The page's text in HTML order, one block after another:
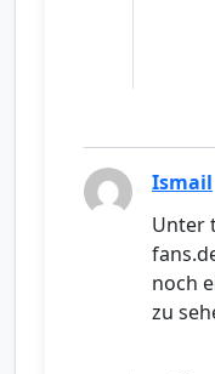
Ismail
Unter
noch
zu